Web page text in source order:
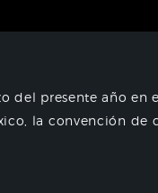
del presente año
la convención de